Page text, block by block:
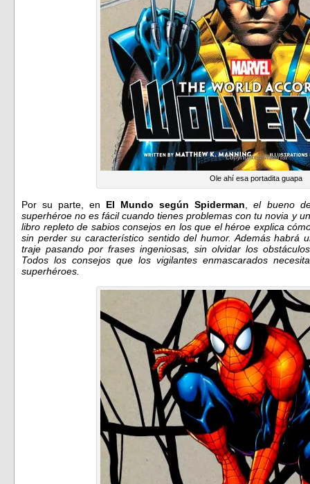
Ole ahí esa portadita guapa
Por su parte, en El Mundo según Spiderman, el bueno
superhéroe no es fácil cuando tienes problemas con tu novia y
libro repleto de sabios consejos en los que el héroe explica
sin perder su característico sentido del humor. Además habrá
traje pasando por frases ingeniosas, sin olvidar los
Todos los consejos que los vigilantes enmascarados
superhéroes.